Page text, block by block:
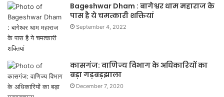
Bageshwar Dham : बागेश्वर धाम महाराज के
पास है ये चमत्कारी शक्तियां
September 4, 2022
कासगंज: वाणिज्य विभाग के अधिकारियों का
बड़ा गड़बड़झाला
December 7, 2020